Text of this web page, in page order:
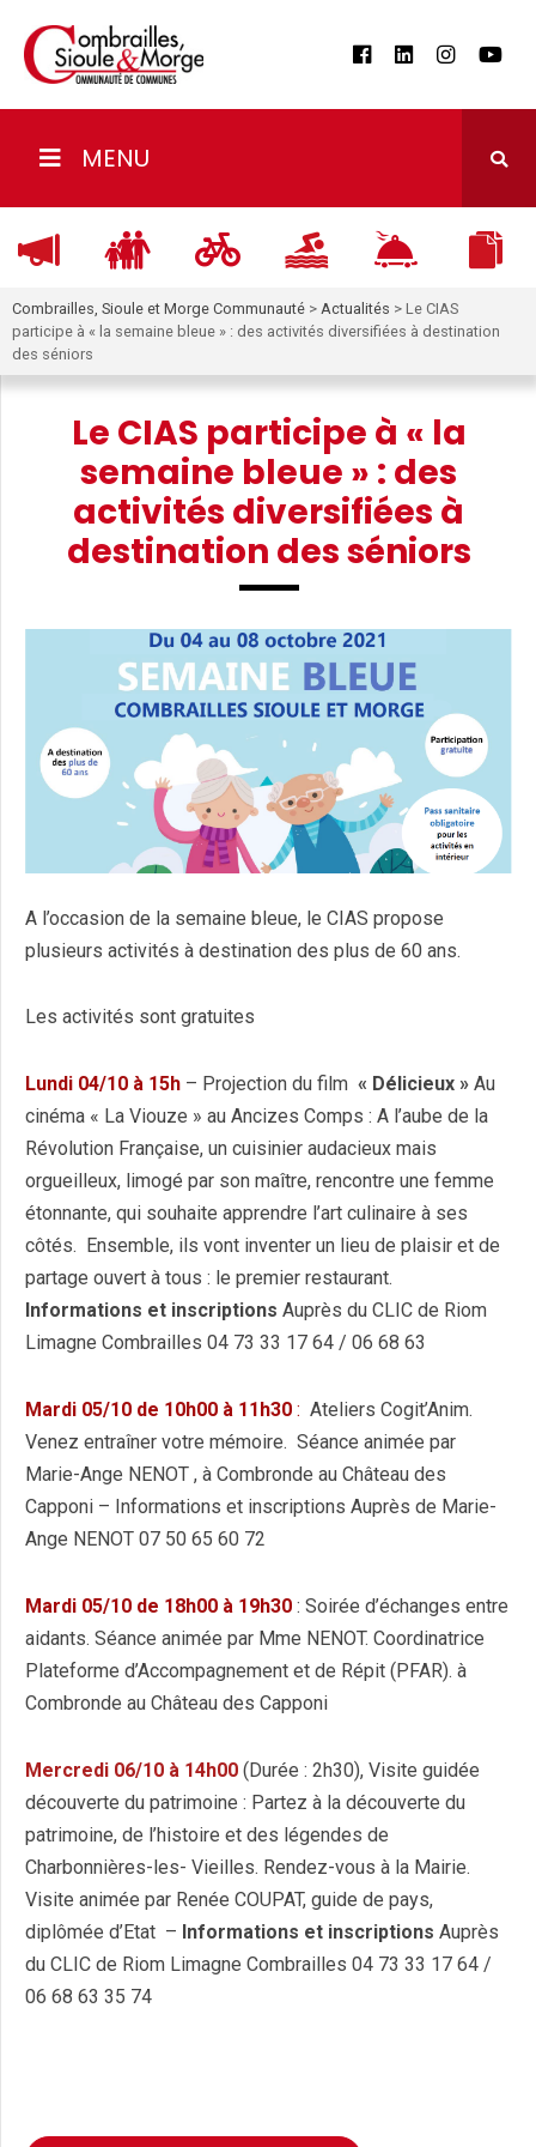
MENU
Combrailles, Sioule et Morge Communauté > Actualités > Le CIAS
participe à « la semaine bleue » : des activités diversifiées à destination
des séniors
Le CIAS participe à « la
semaine bleue » : des
activités diversifiées à
destination des séniors
A l’occasion de la semaine bleue, le CIAS propose
plusieurs activités à destination des plus de 60 ans.
Les activités sont gratuites
Lundi 04/10 à 15h – Projection du film « Délicieux » Au
cinéma « La Viouze » au Ancizes Comps : A l’aube de la
Révolution Française, un cuisinier audacieux mais
orgueilleux, limogé par son maître, rencontre une femme
étonnante, qui souhaite apprendre l’art culinaire à ses
côtés. Ensemble, ils vont inventer un lieu de plaisir et de
partage ouvert à tous : le premier restaurant.
Informations et inscriptions Auprès du CLIC de Riom
Limagne Combrailles 04 73 33 17 64 / 06 68 63
Mardi 05/10 de 10h00 à 11h30 : Ateliers Cogit’Anim.
Venez entraîner votre mémoire. Séance animée par
Marie-Ange NENOT , à Combronde au Château des
Capponi – Informations et inscriptions Auprès de Marie-
Ange NENOT 07 50 65 60 72
Mardi 05/10 de 18h00 à 19h30 : Soirée d’échanges entre
aidants. Séance animée par Mme NENOT. Coordinatrice
Plateforme d’Accompagnement et de Répit (PFAR). à
Combronde au Château des Capponi
Mercredi 06/10 à 14h00 (Durée : 2h30), Visite guidée
découverte du patrimoine : Partez à la découverte du
patrimoine, de l’histoire et des légendes de
Charbonnières-les- Vieilles. Rendez-vous à la Mairie.
Visite animée par Renée COUPAT, guide de pays,
diplômée d’Etat – Informations et inscriptions Auprès
du CLIC de Riom Limagne Combrailles 04 73 33 17 64 /
06 68 63 35 74